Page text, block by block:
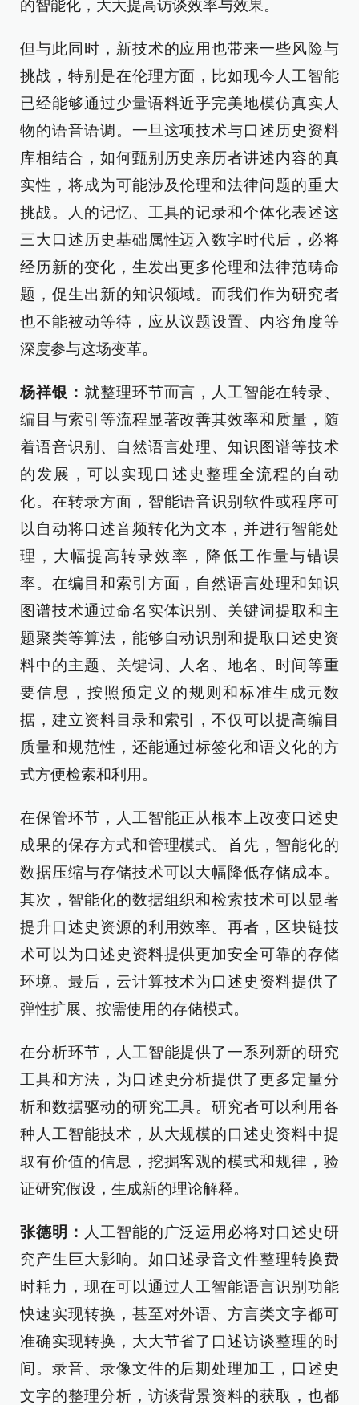
的智能化，大大提高访谈效率与效果。
但与此同时，新技术的应用也带来一些风险与
挑战，特别是在伦理方面，比如现今人工智能
已经能够通过少量语料近乎完美地模仿真实人
物的语音语调。一旦这项技术与口述历史资料
库相结合，如何甄别历史亲历者讲述内容的真
实性，将成为可能涉及伦理和法律问题的重大
挑战。人的记忆、工具的记录和个体化表述这
三大口述历史基础属性迈入数字时代后，必将
经历新的变化，生发出更多伦理和法律范畴命
题，促生出新的知识领域。而我们作为研究者
也不能被动等待，应从议题设置、内容角度等
深度参与这场变革。
杨祥银： 就整理环节而言，人工智能在转录、
编目与索引等流程显著改善其效率和质量，随
着语音识别、自然语言处理、知识图谱等技术
的发展，可以实现口述史整理全流程的自动
化。在转录方面，智能语音识别软件或程序可
以自动将口述音频转化为文本，并进行智能处
理，大幅提高转录效率，降低工作量与错误
率。在编目和索引方面，自然语言处理和知识
图谱技术通过命名实体识别、关键词提取和主
题聚类等算法，能够自动识别和提取口述史资
料中的主题、关键词、人名、地名、时间等重
要信息，按照预定义的规则和标准生成元数
据，建立资料目录和索引，不仅可以提高编目
质量和规范性，还能通过标签化和语义化的方
式方便检索和利用。
在保管环节，人工智能正从根本上改变口述史
成果的保存方式和管理模式。首先，智能化的
数据压缩与存储技术可以大幅降低存储成本。
其次，智能化的数据组织和检索技术可以显著
提升口述史资源的利用效率。再者，区块链技
术可以为口述史资料提供更加安全可靠的存储
环境。最后，云计算技术为口述史资料提供了
弹性扩展、按需使用的存储模式。
在分析环节，人工智能提供了一系列新的研究
工具和方法，为口述史分析提供了更多定量分
析和数据驱动的研究工具。研究者可以利用各
种人工智能技术，从大规模的口述史资料中提
取有价值的信息，挖掘客观的模式和规律，验
证研究假设，生成新的理论解释。
张德明： 人工智能的广泛运用必将对口述史研
究产生巨大影响。如口述录音文件整理转换费
时耗力，现在可以通过人工智能语言识别功能
快速实现转换，甚至对外语、方言类文字都可
准确实现转换，大大节省了口述访谈整理的时
间。录音、录像文件的后期处理加工，口述史
文字的整理分析，访谈背景资料的获取，也都